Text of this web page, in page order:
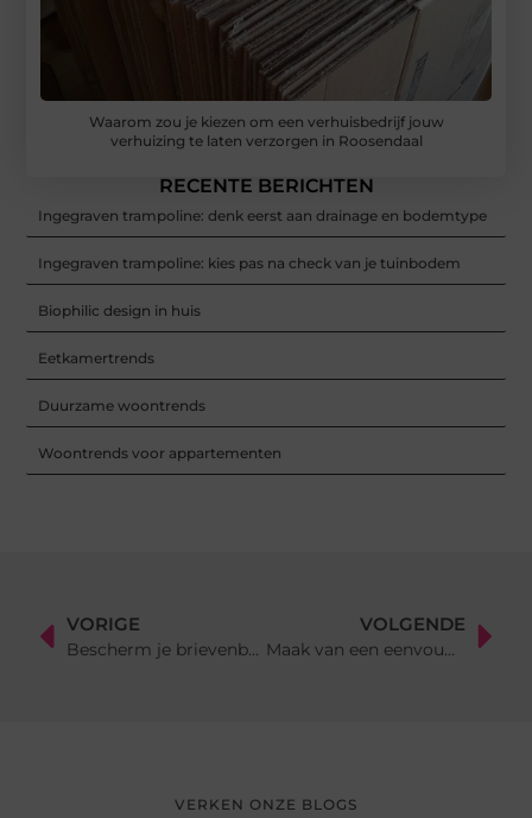
Waarom zou je kiezen om een verhuisbedrijf jouw
verhuizing te laten verzorgen in Roosendaal
RECENTE BERICHTEN
Ingegraven trampoline: denk eerst aan drainage en bodemtype
Ingegraven trampoline: kies pas na check van je tuinbodem
Biophilic design in huis
Eetkamertrends
Duurzame woontrends
Woontrends voor appartementen
VORIGE
Bescherm je brievenbus tegen vuurwerk
VOLGENDE
Maak van een eenvoudige overkapping aan huis, een luxe tuinkamer!
VERKEN ONZE BLOGS